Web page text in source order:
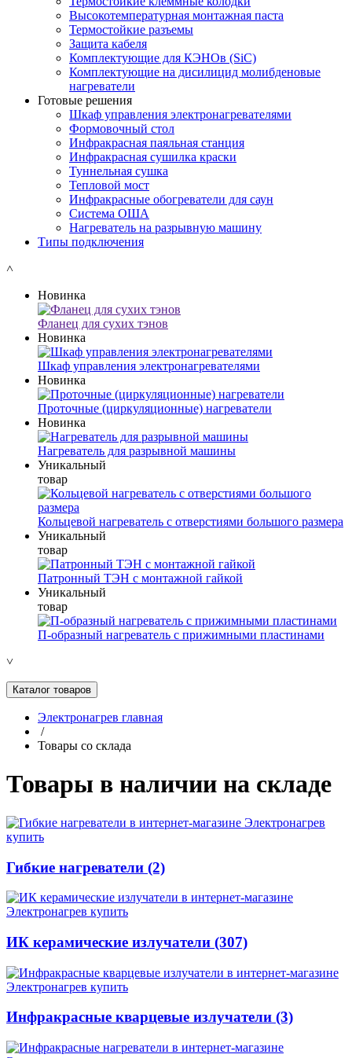
Высокотемпературная монтажная паста
Термостойкие разъемы
Защита кабеля
Комплектующие для КЭНОв (SiC)
Комплектующие на дисилицид молибденовые
нагреватели
Готовые решения
Шкаф управления электронагревателями
Формовочный стол
Инфракрасная паяльная станция
Инфракрасная сушилка краски
Туннельная сушка
Тепловой мост
Инфракрасные обогреватели для саун
Система ОША
Нагреватель на разрывную машину
Типы подключения
˄
Новинка
Фланец для сухих тэнов
Новинка
Шкаф управления электронагревателями
Новинка
Проточные (циркуляционные) нагреватели
Новинка
Нагреватель для разрывной машины
Уникальный
товар
Кольцевой нагреватель с отверстиями большого размера
Уникальный
товар
Патронный ТЭН с монтажной гайкой
Уникальный
товар
П-образный нагреватель с прижимными пластинами
˅
Каталог товаров
Электронагрев главная
/
Товары со склада
Товары в наличии на складе
Гибкие нагреватели (2)
ИК керамические излучатели (307)
Инфракрасные кварцевые излучатели (3)